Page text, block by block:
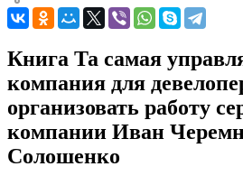
Книга Та самая
компания для
организовать работу
компании Иван
Солошенко